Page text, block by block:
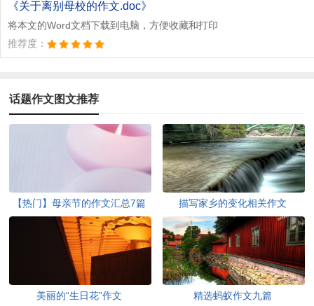
《关于离别母校的作文.doc》
将本文的Word文档下载到电脑，方便收藏和打印
推荐度：
话题作文图文推荐
【热门】母亲节的作文汇总7篇 描写家乡的变化相关作文
美丽的“生日花”作文 精选蚂蚁作文九篇